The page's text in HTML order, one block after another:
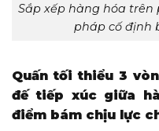
Sắp xếp hàng hóa
pháp cố định
Quấn tối thiểu 3
đế tiếp xúc giữa
điểm bám chịu lực